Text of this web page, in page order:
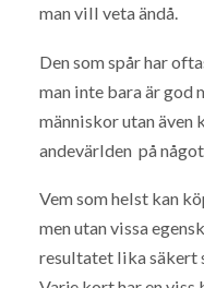
man vill veta ändå.
Den som spår har
man inte bara är god
människor utan även
andevärlden på
Vem som helst kan
men utan vissa
resultatet lika säkert